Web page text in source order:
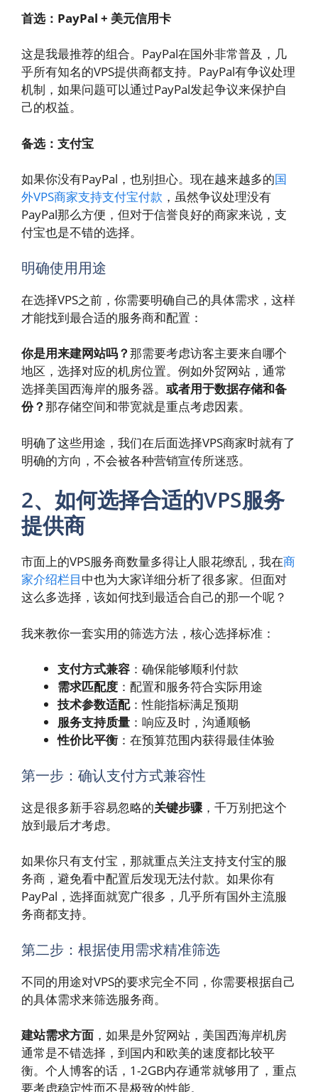
首选：PayPal + 美元信用卡
这是我最推荐的组合。PayPal在国外非常普及，几
乎所有知名的VPS提供商都支持。PayPal有争议处理
机制，如果问题可以通过PayPal发起争议来保护自
己的权益。
备选：支付宝
如果你没有PayPal，也别担心。现在越来越多的国
外VPS商家支持支付宝付款 ，虽然争议处理没有
PayPal那么方便，但对于信誉良好的商家来说，支
付宝也是不错的选择。
明确使用用途
在选择VPS之前，你需要明确自己的具体需求，这样
才能找到最合适的服务商和配置：
你是用来建网站吗？那需要考虑访客主要来自哪个
地区，选择对应的机房位置。例如外贸网站，通常
选择美国西海岸的服务器。 或者用于数据存储和备
份？那存储空间和带宽就是重点考虑因素。
明确了这些用途，我们在后面选择VPS商家时就有了
明确的方向，不会被各种营销宣传所迷惑。
2、如何选择合适的VPS服务
提供商
市面上的VPS服务商数量多得让人眼花缭乱，我在商
家介绍栏目中也为大家详细分析了很多家。但面对
这么多选择，该如何找到最适合自己的那一个呢？
我来教你一套实用的筛选方法，核心选择标准：
支付方式兼容 ：确保能够顺利付款
需求匹配度 ：配置和服务符合实际用途
技术参数适配：性能指标满足预期
服务支持质量 ：响应及时，沟通顺畅
性价比平衡 ：在预算范围内获得最佳体验
第一步：确认支付方式兼容性
这是很多新手容易忽略的关键步骤，千万别把这个
放到最后才考虑。
如果你只有支付宝，那就重点关注支持支付宝的服
务商，避免看中配置后发现无法付款。如果你有
PayPal，选择面就宽广很多，几乎所有国外主流服
务商都支持。
第二步：根据使用需求精准筛选
不同的用途对VPS的要求完全不同，你需要根据自己
的具体需求来筛选服务商。
建站需求方面 ，如果是外贸网站，美国西海岸机房
通常是不错选择，到国内和欧美的速度都比较平
衡。个人博客的话，1-2GB内存通常就够用了，重点
要考虑稳定性而不是极致的性能。